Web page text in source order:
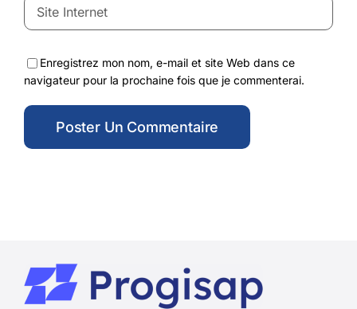
Enregistrez mon nom, e-mail et site Web dans ce
navigateur pour la prochaine fois que je commenterai.